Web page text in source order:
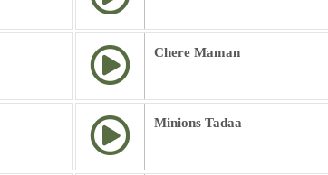
Chere Maman
Minions Tadaa